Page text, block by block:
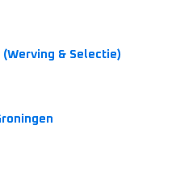
& Selectie)